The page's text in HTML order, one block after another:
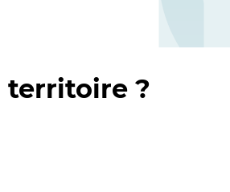
territoire ?